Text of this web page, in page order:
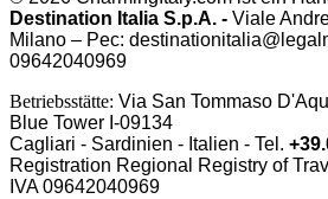
Destination Italia S.p.A. - Viale
Milano – Pec:
09642040969
Betriebsstätte: Via San Tommaso
Blue Tower I-09134
Cagliari - Sardinien - Italien - Tel.
Registration Regional Registry of
IVA09642040969